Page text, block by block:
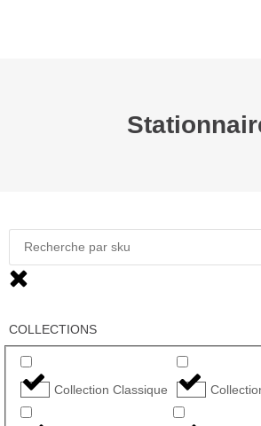
COLLECTIONS
Collection Classique